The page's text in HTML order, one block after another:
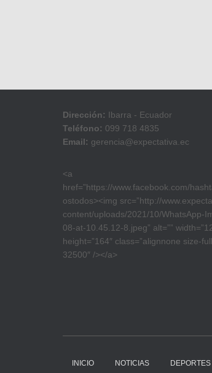
Dirección: Ibarra - Ecuador
Teléfono: 099 718 4835
Email: gerencia@expectativa.ec
<a
href=”https://www.facebook.com/
ostodos><img src=”http://
content/uploads/2021/10/WhatsApp-
08-at-10.45.12-8.jpeg” alt=””
height=”164″ class=”alignnone size-
32500″ /></a>
INICIO NOTICIAS DEPORTES